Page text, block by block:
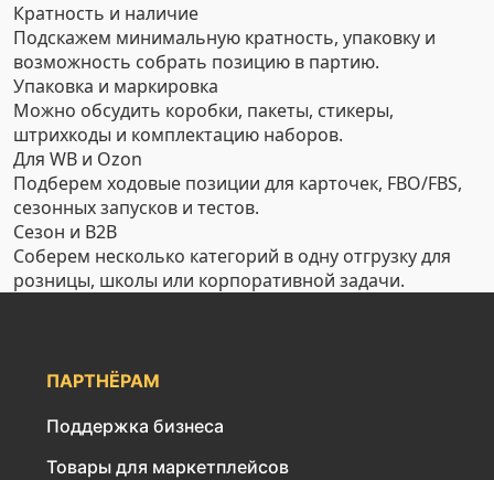
Кратность и наличие
Подскажем минимальную кратность, упаковку и
возможность собрать позицию в партию.
Упаковка и маркировка
Можно обсудить коробки, пакеты, стикеры,
штрихкоды и комплектацию наборов.
Для WB и Ozon
Подберем ходовые позиции для карточек, FBO/FBS,
сезонных запусков и тестов.
Сезон и B2B
Соберем несколько категорий в одну отгрузку для
розницы, школы или корпоративной задачи.
ПАРТНЁРАМ
Поддержка бизнеса
Товары для маркетплейсов